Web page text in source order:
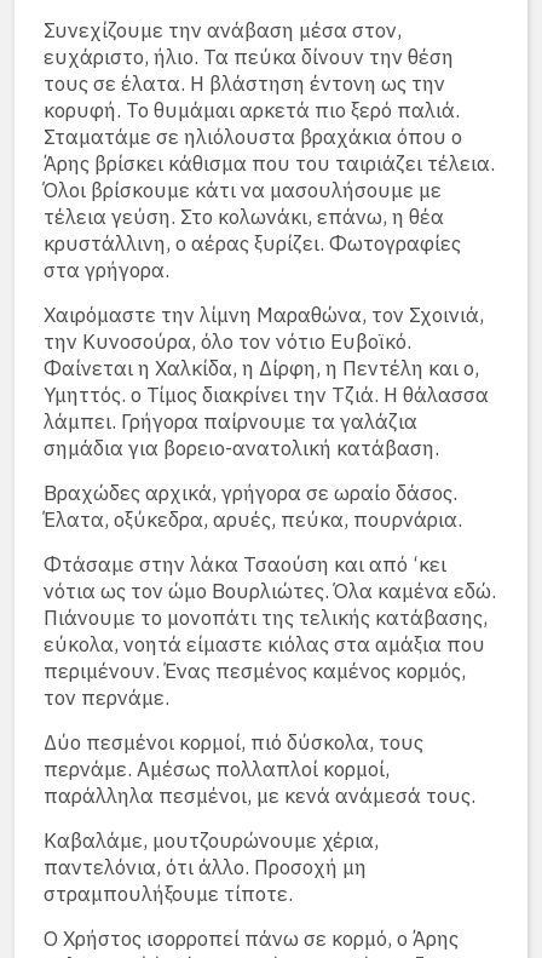
Συνεχίζουμε την ανάβαση μέσα στον,
ευχάριστο, ήλιο. Τα πεύκα δίνουν την θέση
τους σε έλατα. Η βλάστηση έντονη ως την
κορυφή. Το θυμάμαι αρκετά πιο ξερό παλιά.
Σταματάμε σε ηλιόλουστα βραχάκια όπου ο
Άρης βρίσκει κάθισμα που του ταιριάζει τέλεια.
Όλοι βρίσκουμε κάτι να μασουλήσουμε με
τέλεια γεύση. Στο κολωνάκι, επάνω, η θέα
κρυστάλλινη, ο αέρας ξυρίζει. Φωτογραφίες
στα γρήγορα.
Χαιρόμαστε την λίμνη Μαραθώνα, τον Σχοινιά,
την Κυνοσούρα, όλο τον νότιο Ευβοϊκό.
Φαίνεται η Χαλκίδα, η Δίρφη, η Πεντέλη και ο,
Υμηττός. ο Τίμος διακρίνει την Τζιά. Η θάλασσα
λάμπει. Γρήγορα παίρνουμε τα γαλάζια
σημάδια για βορειο-ανατολική κατάβαση.
Βραχώδες αρχικά, γρήγορα σε ωραίο δάσος.
Έλατα, οξύκεδρα, αρυές, πεύκα, πουρνάρια.
Φτάσαμε στην λάκα Τσαούση και από ‘κει
νότια ως τον ώμο Βουρλιώτες. Όλα καμένα εδώ.
Πιάνουμε το μονοπάτι της τελικής κατάβασης,
εύκολα, νοητά είμαστε κιόλας στα αμάξια που
περιμένουν. Ένας πεσμένος καμένος κορμός,
τον περνάμε.
Δύο πεσμένοι κορμοί, πιό δύσκολα, τους
περνάμε. Αμέσως πολλαπλοί κορμοί,
παράλληλα πεσμένοι, με κενά ανάμεσά τους.
Καβαλάμε, μουτζουρώνουμε χέρια,
παντελόνια, ότι άλλο. Προσοχή μη
στραμπουλήξουμε τίποτε.
Ο Χρήστος ισορροπεί πάνω σε κορμό, ο Άρης